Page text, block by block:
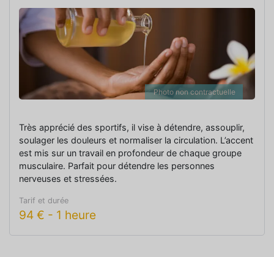
Photo non contractuelle
Très apprécié des sportifs, il vise à détendre, assouplir,
soulager les douleurs et normaliser la circulation. L’accent
est mis sur un travail en profondeur de chaque groupe
musculaire. Parfait pour détendre les personnes
nerveuses et stressées.
Tarif et durée
94 € - 1 heure